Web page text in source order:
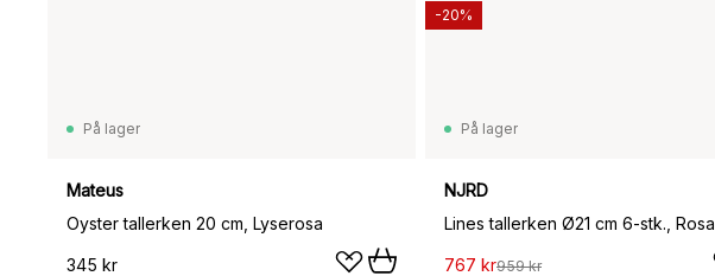
På lager
Mateus
Oyster tallerken 20 cm, Lyserosa
345 kr
På lager
NJRD
Lines tallerken Ø21 cm 6-stk., Rosa
767 kr959 kr
-20%